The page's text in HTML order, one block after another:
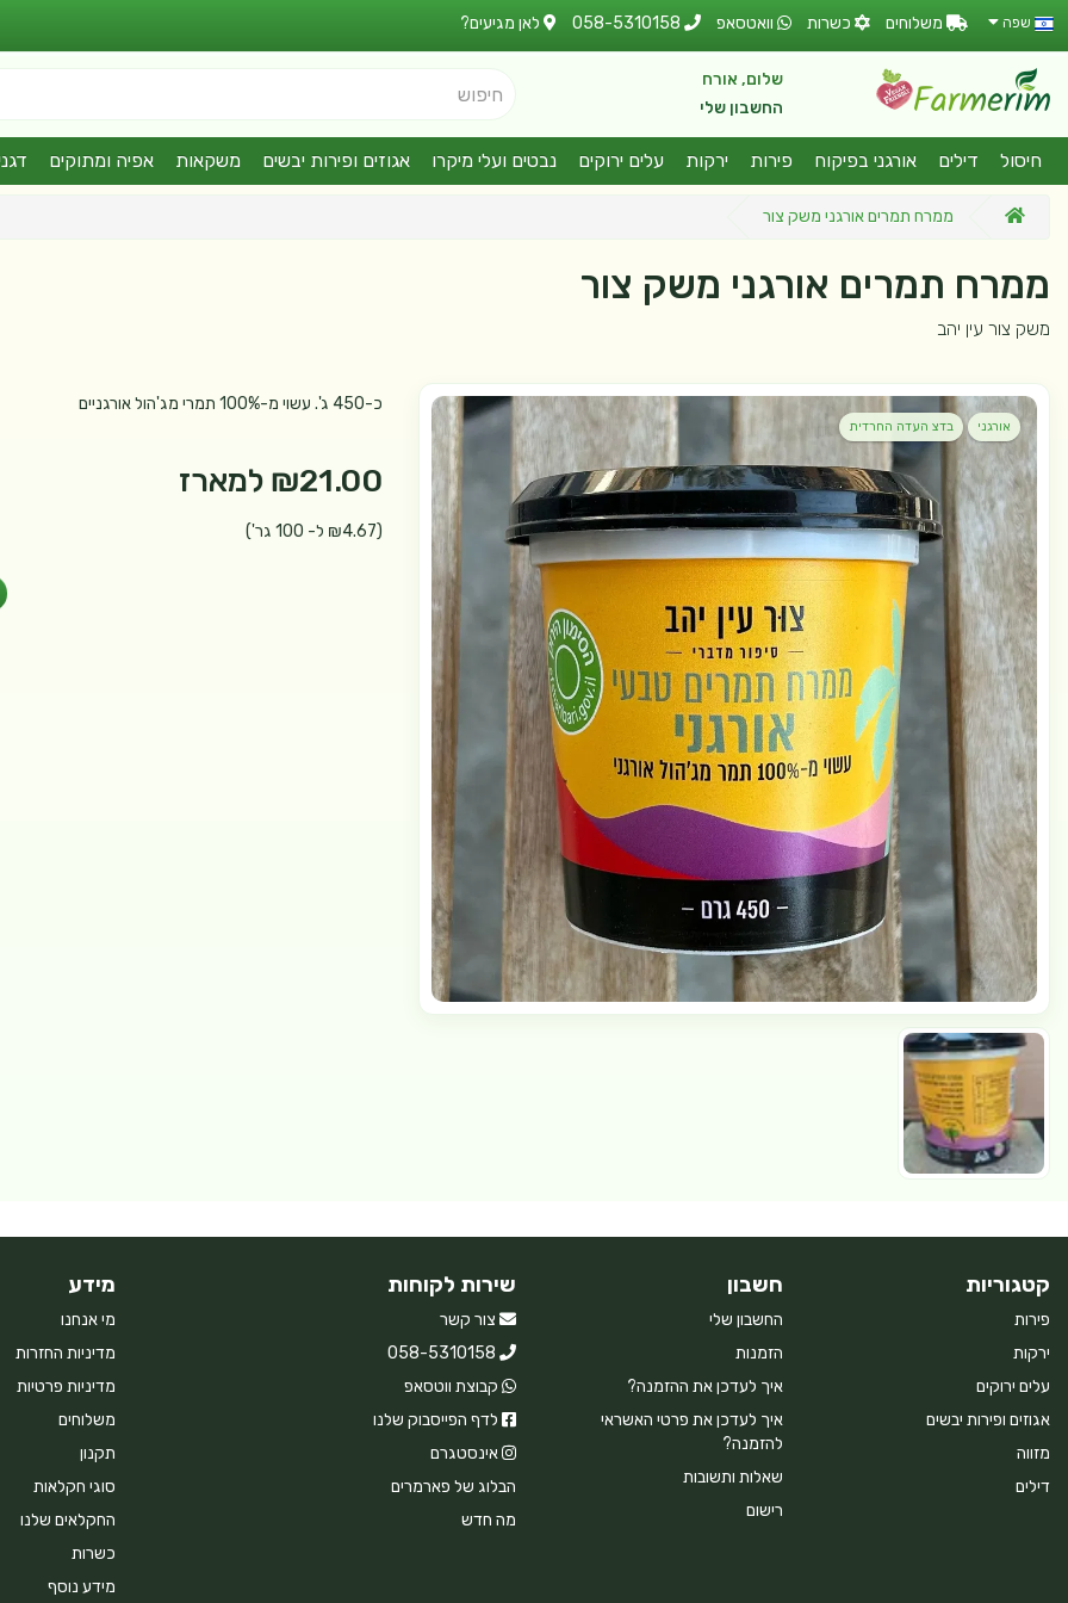
שפה משלוחים כשרות וואטסאפ 058-5310158 לאן מגיעים?
שלום, אורח
החשבון שלי
חיפוש
חיסול דילים אורגני בפיקוח פירות ירקות עלים ירוקים נבטים ועלי מיקרו אגוזים ופירות יבשים משקאות אפיה ומתוקים
ממרח תמרים אורגני משק צור
ממרח תמרים אורגני משק צור
משק צור עין יהב
אורגני בדצ העדה החרדית
כ-450 ג'. עשוי מ-100% תמרי מג'הול אורגניים
₪21.00 למארז
(₪4.67 ל- 100 גר')
קטגוריות
פירות
ירקות
עלים ירוקים
אגוזים ופירות יבשים
מזווה
דילים
חשבון
החשבון שלי
הזמנות
איך לעדכן את ההזמנה?
איך לעדכן את פרטי האשראי
להזמנה?
שאלות ותשובות
רישום
שירות לקוחות
צור קשר
058-5310158
קבוצת ווטסאפ
לדף הפייסבוק שלנו
אינסטגרם
הבלוג של פארמרים
מה חדש
מידע
מי אנחנו
מדיניות החזרות
מדיניות פרטיות
משלוחים
תקנון
סוגי חקלאות
החקלאים שלנו
כשרות
מידע נוסף